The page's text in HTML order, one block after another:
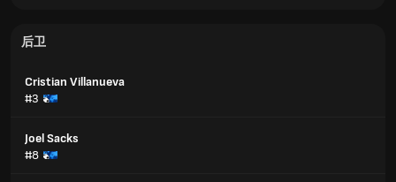
后卫
Cristian Villanueva
#3
Joel Sacks
#8